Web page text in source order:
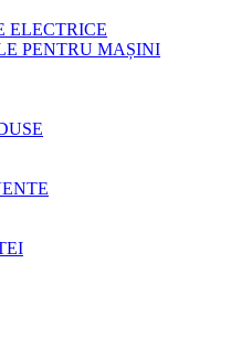
ELECTRICE
PENTRU MAȘINI